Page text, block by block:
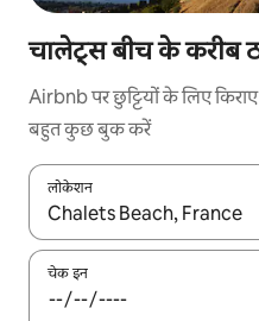
चालेट्स बीच के करीब
Airbnb पर छुट्टियों के लिए
बहुत कुछ बुक करें
लोकेशन
नतीजों के उपलब्ध होने पर, अप
चेक इन